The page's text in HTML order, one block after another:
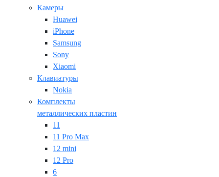
Камеры
Huawei
iPhone
Samsung
Sony
Xiaomi
Клавиатуры
Nokia
Комплекты
металлических пластин
11
11 Pro Max
12 mini
12 Pro
6